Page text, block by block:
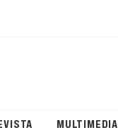
MULTIMEDIA